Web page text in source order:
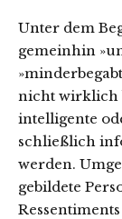
Unter dem
gemeinhin
nicht wirklich
intelligente
schließlich
werden.
gebildete